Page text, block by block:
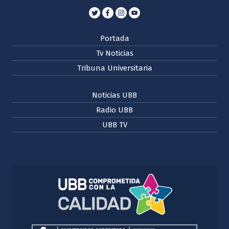
Portada
Tv Noticias
Tribuna Universitaria
Noticias UBB
Radio UBB
UBB TV